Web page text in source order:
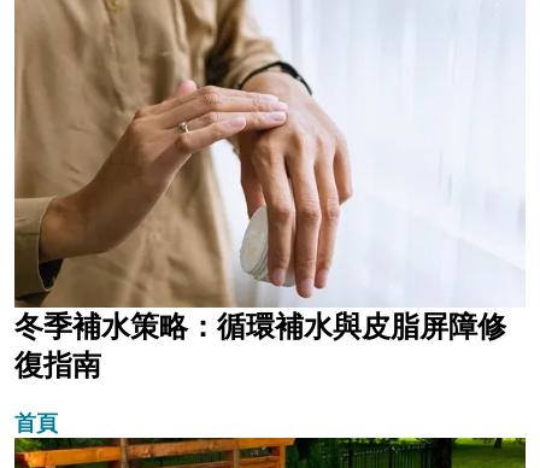
冬季補水策略：循環補水與皮脂屏障修
復指南
首頁